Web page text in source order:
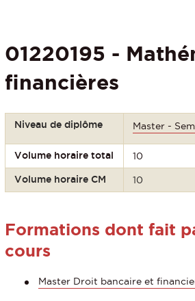
01220195 -
financières
Niveau de diplôme Master -
Volume horaire total 10
Volume horaire CM 10
Formations dont fait
cours
Master Droit bancaire et